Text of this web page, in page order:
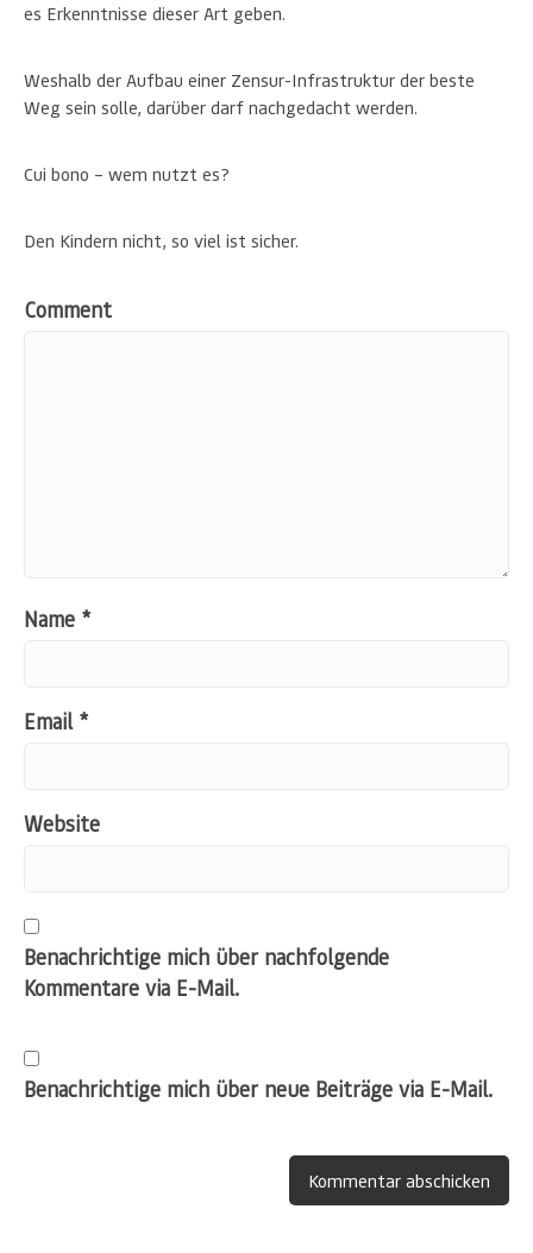
es Erkenntnisse dieser Art geben.
Weshalb der Aufbau einer Zensur-Infrastruktur der beste
Weg sein solle, darüber darf nachgedacht werden.
Cui bono – wem nutzt es?
Den Kindern nicht, so viel ist sicher.
Comment
Name *
Email *
Website
Benachrichtige mich über nachfolgende
Kommentare via E-Mail.
Benachrichtige mich über neue Beiträge via E-Mail.